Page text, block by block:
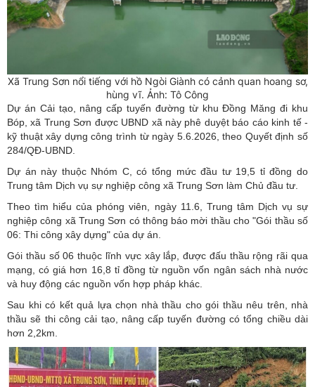
Xã Trung Sơn nổi tiếng với hồ Ngòi Giành có cảnh quan hoang sơ,
hùng vĩ. Ảnh: Tô Công
Dự án Cải tạo, nâng cấp tuyến đường từ khu Đồng Măng đi khu
Bóp, xã Trung Sơn được UBND xã này phê duyệt báo cáo kinh tế -
kỹ thuật xây dựng công trình từ ngày 5.6.2026, theo Quyết định số
284/QĐ-UBND.
Dự án này thuộc Nhóm C, có tổng mức đầu tư 19,5 tỉ đồng do
Trung tâm Dịch vụ sự nghiệp công xã Trung Sơn làm Chủ đầu tư.
Theo tìm hiểu của phóng viên, ngày 11.6, Trung tâm Dịch vụ sự
nghiệp công xã Trung Sơn có thông báo mời thầu cho "Gói thầu số
06: Thi công xây dựng" của dự án.
Gói thầu số 06 thuộc lĩnh vực xây lắp, được đấu thầu rộng rãi qua
mạng, có giá hơn 16,8 tỉ đồng từ nguồn vốn ngân sách nhà nước
và huy động các nguồn vốn hợp pháp khác.
Sau khi có kết quả lựa chọn nhà thầu cho gói thầu nêu trên, nhà
thầu sẽ thi công cải tạo, nâng cấp tuyến đường có tổng chiều dài
hơn 2,2km.